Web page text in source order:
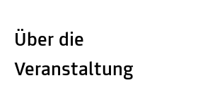
Über die
Veranstaltung